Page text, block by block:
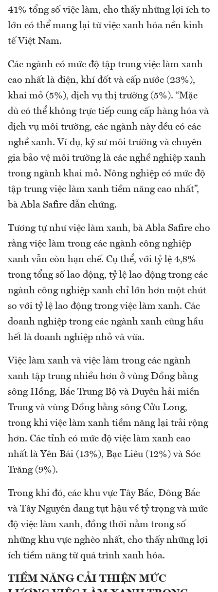
41% tổng số việc làm, cho thấy những lợi ích to
lớn có thể mang lại từ việc xanh hóa nền kinh
tế Việt Nam.
Các ngành có mức độ tập trung việc làm xanh
cao nhất là điện, khí đốt và cấp nước (23%),
khai mỏ (5%), dịch vụ thị trường (5%). “Mặc
dù có thể không trực tiếp cung cấp hàng hóa và
dịch vụ môi trường, các ngành này đều có các
nghề xanh. Ví dụ, kỹ sư môi trường và chuyên
gia bảo vệ môi trường là các nghề nghiệp xanh
trong ngành khai mỏ. Nông nghiệp có mức độ
tập trung việc làm xanh tiềm năng cao nhất”,
bà Abla Safire dẫn chứng.
Tương tự như việc làm xanh, bà Abla Safire cho
rằng việc làm trong các ngành công nghiệp
xanh vẫn còn hạn chế. Cụ thể, với tỷ lệ 4,8%
trong tổng số lao động, tỷ lệ lao động trong các
ngành công nghiệp xanh chỉ lớn hơn một chút
so với tỷ lệ lao động trong việc làm xanh. Các
doanh nghiệp trong các ngành xanh cũng hầu
hết là doanh nghiệp nhỏ và vừa.
Việc làm xanh và việc làm trong các ngành
xanh tập trung nhiều hơn ở vùng Đồng bằng
sông Hồng, Bắc Trung Bộ và Duyên hải miền
Trung và vùng Đồng bằng sông Cửu Long,
trong khi việc làm xanh tiềm năng lại trải rộng
hơn. Các tỉnh có mức độ việc làm xanh cao
nhất là Yên Bái (13%), Bạc Liêu (12%) và Sóc
Trăng (9%).
Trong khi đó, các khu vực Tây Bắc, Đông Bắc
và Tây Nguyên đang tụt hậu về tỷ trọng và mức
độ việc làm xanh, đồng thời nằm trong số
những khu vực nghèo nhất, cho thấy những lợi
ích tiềm năng từ quá trình xanh hóa.
TIỀM NĂNG CẢI THIỆN MỨC